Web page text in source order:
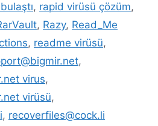
, rapid virüsü çözüm,
, Razy, Read_Me
, readme virüsü,
,
virus,
virüsü,
, recoverfiles@cock.li